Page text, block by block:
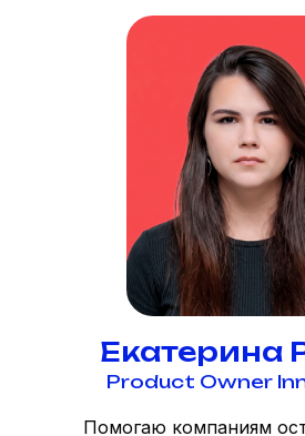
Екатерина
Product Owner
Помогаю компаниям